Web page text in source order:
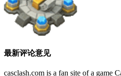
最新评论意见
casclash.com is a fan site of a game